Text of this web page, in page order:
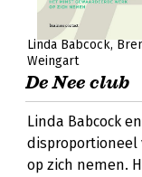
Linda Babcock
Weingart
De Nee club
Linda Babcock
disproportioneel
op zich nemen.